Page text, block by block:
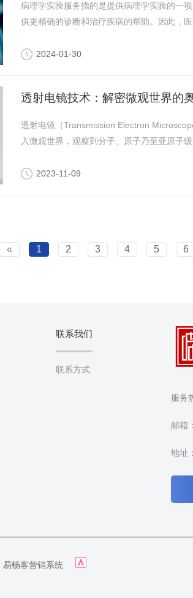
病理学实验服务指的是提供病理学实验的一
供更精确的诊断和治疗疾病的帮助。因此，
2024-01-30
透射电镜技术：解密微观世界的
透射电镜（Transmission Electron
入微观世界，观察到分子、原子乃至亚原子级
2023-11-09
« 1 2 3 4 5 6
联系我们
联系方式
服务
邮箱
地址
易畅客营销系统